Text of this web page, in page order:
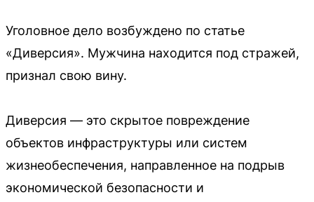
Уголовное дело возбуждено по статье
«Диверсия». Мужчина находится под стражей,
признал свою вину.
Диверсия — это скрытое повреждение
объектов инфраструктуры или систем
жизнеобеспечения, направленное на подрыв
экономической безопасности и